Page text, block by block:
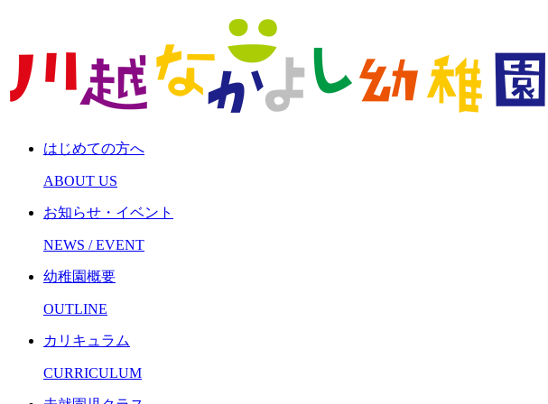
はじめての方へ
ABOUT US
お知らせ・イベント
NEWS / EVENT
幼稚園概要
OUTLINE
カリキュラム
CURRICULUM